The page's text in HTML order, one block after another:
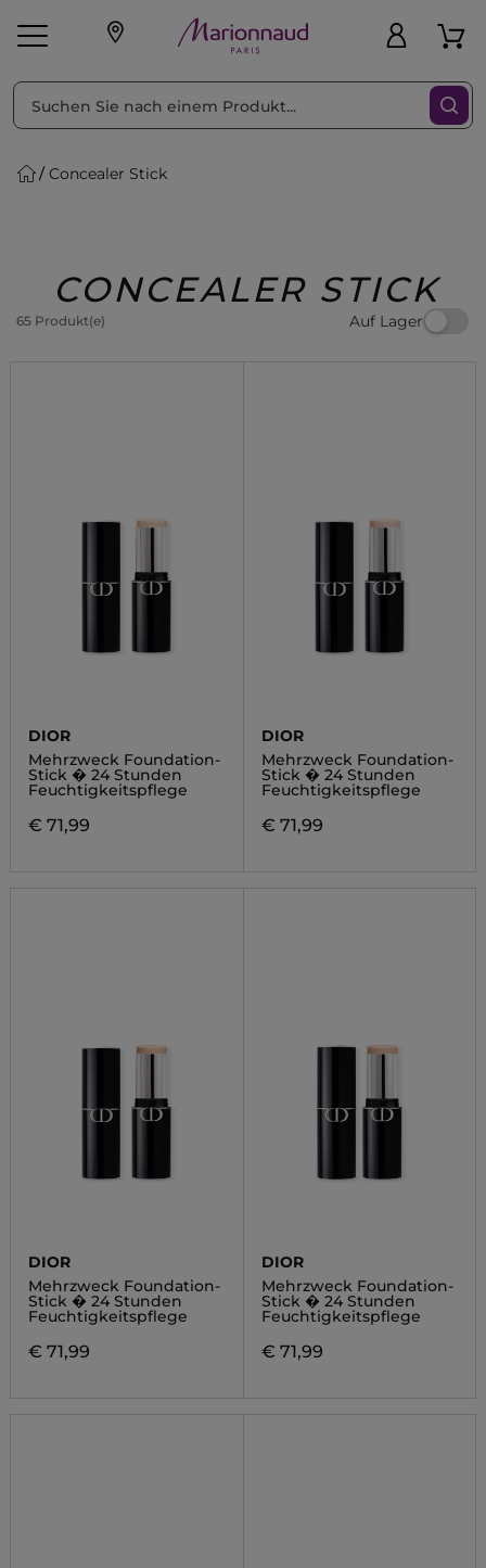
Geschenke
Concealer Stick
CONCEALER STICK
65 Produkt(e) Auf Lager
sortieren nach Filter
DIOR
Mehrzweck Foundation-
Stick � 24 Stunden
Feuchtigkeitspflege
€ 71,99
DIOR
Mehrzweck Foundation-
Stick � 24 Stunden
Feuchtigkeitspflege
€ 71,99
DIOR
Mehrzweck Foundation-
Stick � 24 Stunden
Feuchtigkeitspflege
€ 71,99
DIOR
Mehrzweck Foundation-
Stick � 24 Stunden
Feuchtigkeitspflege
€ 71,99